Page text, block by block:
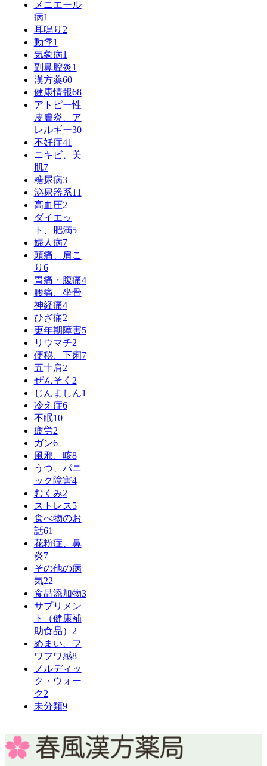
メニエール
病1
耳鳴り 2
動悸1
気象病1
副鼻腔炎1
漢方薬60
健康情報68
アトピー性
皮膚炎、ア
レルギー30
不妊症41
ニキビ、美
肌7
糖尿病3
泌尿器系11
高血圧2
ダイエッ
ト、肥満5
婦人病7
頭痛、肩こ
り 6
胃痛・腹痛4
腰痛、坐骨
神経痛4
ひざ痛2
更年期障害5
リウマチ2
便秘、下痢7
五十肩2
ぜんそく 2
じんましん1
冷え症6
不眠10
疲労2
ガン6
風邪、咳8
うつ、パニ
ック障害4
むくみ2
ストレス5
食べ物のお
話61
花粉症、鼻
炎7
その他の病
気22
食品添加物3
サプリメン
ト（健康補
助食品） 2
めまい、フ
ワフワ感8
ノルディッ
ク・ウォー
ク2
未分類9